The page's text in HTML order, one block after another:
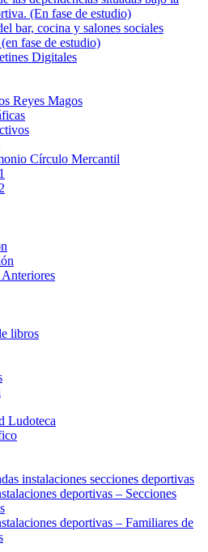
(En fase de estudio)
bar, cocina y salones sociales
fase de estudio)
Digitales
Reyes Magos
Círculo Mercantil
libros
Ludoteca
instalaciones secciones deportivas
deportivas – Secciones
deportivas – Familiares de